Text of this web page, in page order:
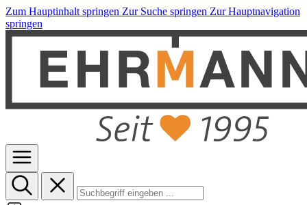
Zum Hauptinhalt springen Zur Suche springen Zur Hauptnavigation
springen